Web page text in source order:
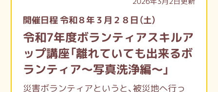
開催日程 令和８年３月２８日（土）
令和7年度ボランティアスキルア
ップ講座「離れていても出来るボ
ランティア～写真洗浄編～」
災害ボランティアというと、被災地へ行っ